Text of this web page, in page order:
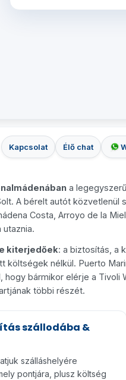
Kapcsolat Élő chat
a
A bérelt autót közvetlenül
Costa, Arroyo de la
utaznia.
kiterjedőek: a biztosítás, a
költségek nélkül. Puerto
hogy bármikor elérje a Tivoli
többi részét.
szállodába &
szálláshelyére
pontjára, plusz költség